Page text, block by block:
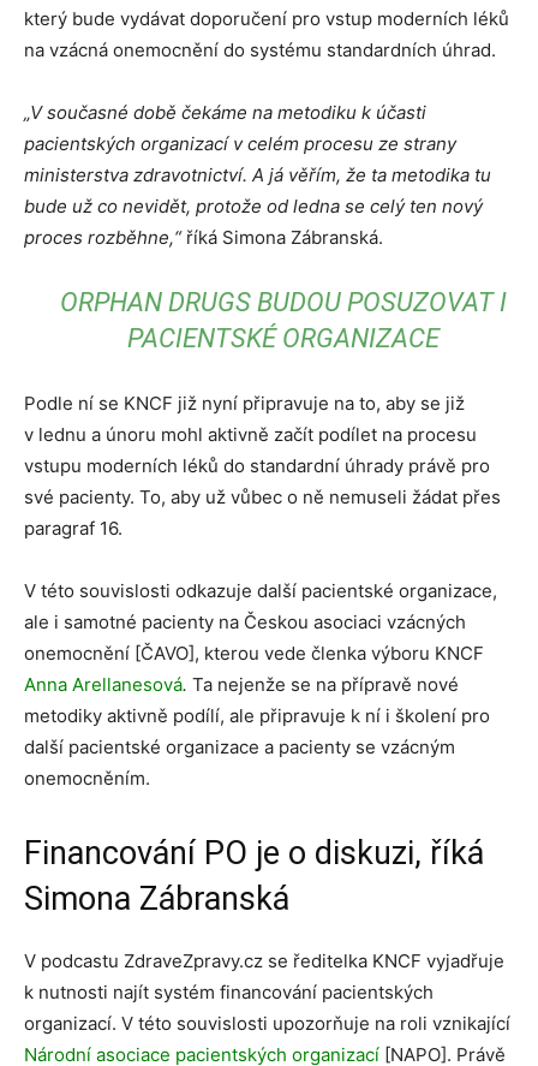
který bude vydávat doporučení pro vstup moderních léků
na vzácná onemocnění do systému standardních úhrad.
„V současné době čekáme na metodiku k účasti
pacientských organizací v celém procesu ze strany
ministerstva zdravotnictví. A já věřím, že ta metodika tu
bude už co nevidět, protože od ledna se celý ten nový
proces rozběhne,“říká Simona Zábranská.
ORPHAN DRUGS BUDOU POSUZOVAT I
PACIENTSKÉ ORGANIZACE
Podle ní se KNCF již nyní připravuje na to, aby se již
v lednu a únoru mohl aktivně začít podílet na procesu
vstupu moderních léků do standardní úhrady právě pro
své pacienty. To, aby už vůbec o ně nemuseli žádat přes
paragraf 16.
V této souvislosti odkazuje další pacientské organizace,
ale i samotné pacienty na Českou asociaci vzácných
onemocnění [ČAVO], kterou vede členka výboru KNCF
Anna Arellanesová. Ta nejenže se na přípravě nové
metodiky aktivně podílí, ale připravuje k ní i školení pro
další pacientské organizace a pacienty se vzácným
onemocněním.
Financování PO je o diskuzi, říká
Simona Zábranská
V podcastu ZdraveZpravy.cz se ředitelka KNCF vyjadřuje
k nutnosti najít systém financování pacientských
organizací. V této souvislosti upozorňuje na roli vznikající
Národní asociace pacientských organizací [NAPO]. Právě